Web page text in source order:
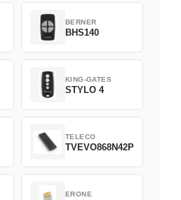
BERNER
BHS140
KING-GATES
STYLO 4
TELECO
TVEVO868N42P
ERONE